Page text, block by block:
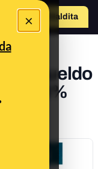
×
Hazte Maldita
el sueldo
un 46%